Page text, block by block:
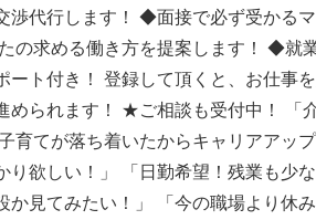
渉代行します！ ◆面接で必ず受かる
の求める働き方を提案します！ ◆就
ート付き！ 登録して頂くと、お仕事
められます！ ★ご相談も受付中！ 「
育てが落ち着いたからキャリアアッ
り欲しい！」 「日勤希望！残業も少
か見てみたい！」 「今の職場より休